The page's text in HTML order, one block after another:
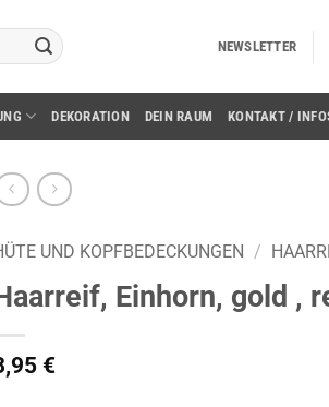
NEWSLETTER
DEKORATION DEIN RAUM KONTAKT /
UND KOPFBEDECKUNGEN /
Einhorn, gold ,
€